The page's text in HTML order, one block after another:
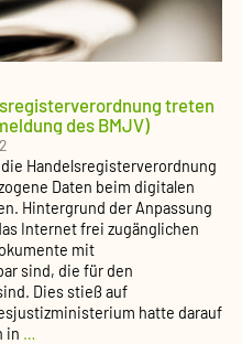
treten
des BMJV)
Handelsregisterverordnung
Daten beim digitalen
Hintergrund der Anpassung
Internet frei zugänglichen
mit
sind, die für den
Dies stieß auf
hatte darauf
in …